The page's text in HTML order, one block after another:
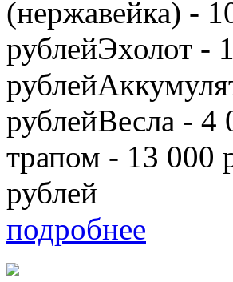
(нержавейка) -
рублейЭхолот -
рублейВесла -
трапом - 13 000
рублей
подробнее